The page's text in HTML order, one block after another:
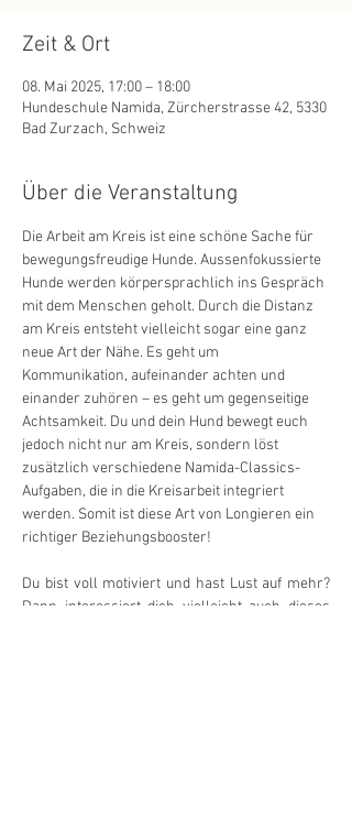
Zeit & Ort
08. Mai 2025, 17:00 – 18:00
Hundeschule Namida, Zürcherstrasse 42, 5330
Bad Zurzach, Schweiz
Über die Veranstaltung
Die Arbeit am Kreis ist eine schöne Sache für
bewegungsfreudige Hunde. Aussenfokussierte
Hunde werden körpersprachlich ins Gespräch
mit dem Menschen geholt. Durch die Distanz
am Kreis entsteht vielleicht sogar eine ganz
neue Art der Nähe. Es geht um
Kommunikation, aufeinander achten und
einander zuhören – es geht um gegenseitige
Achtsamkeit. Du und dein Hund bewegt euch
jedoch nicht nur am Kreis, sondern löst
zusätzlich verschiedene Namida-Classics-
Aufgaben, die in die Kreisarbeit integriert
werden. Somit ist diese Art von Longieren ein
richtiger Beziehungsbooster!
Du bist voll motiviert und hast Lust auf mehr?
Dann interessiert dich vielleicht auch dieses